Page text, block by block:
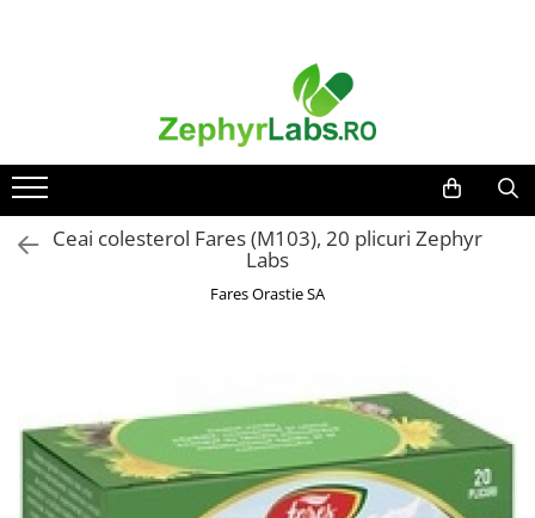
Alimentatie sanatoasa
Alimente
Dieta
Imunitate
Ceaiuri
Altele-Alimentatie sanatoasa
Cosmetice copii
Protectie anti-insecte
Hrana pentru bebelusi
Ceai colesterol Fares (M103), 20 plicuri Zephyr
Labs
Fares Orastie SA